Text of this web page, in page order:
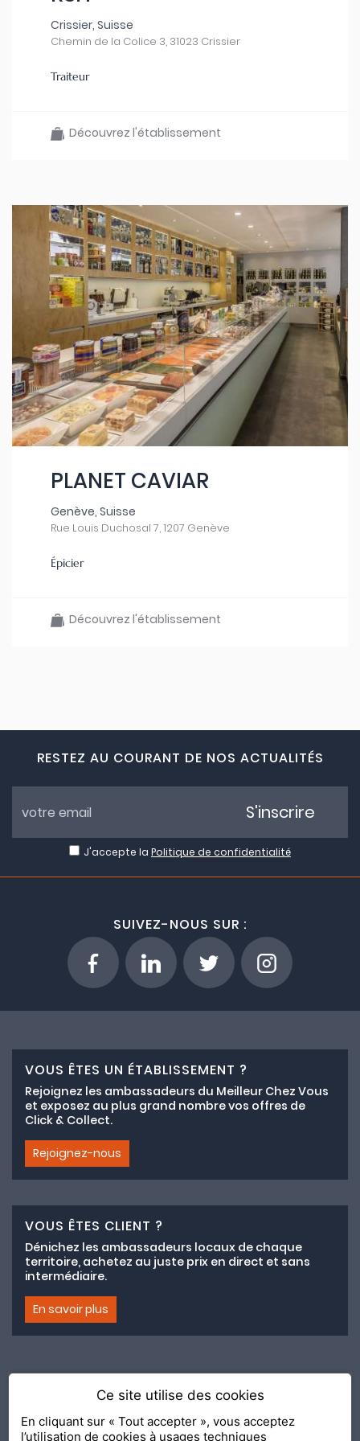
Crissier, Suisse
Chemin de la Colice 3, 31023 Crissier
Traiteur
Découvrez l'établissement
PLANET CAVIAR
Genève, Suisse
Rue Louis Duchosal 7, 1207 Genève
Épicier
Découvrez l'établissement
RESTEZ AU COURANT DE NOS ACTUALITÉS
J'accepte la Politique de confidentialité
S'inscrire
SUIVEZ-NOUS SUR :
VOUS ÊTES UN ÉTABLISSEMENT ?
Rejoignez les ambassadeurs du Meilleur Chez Vous
et exposez au plus grand nombre vos offres de
Click & Collect.
Rejoignez-nous
VOUS ÊTES CLIENT ?
Dénichez les ambassadeurs locaux de chaque
territoire, achetez au juste prix en direct et sans
intermédiaire.
En savoir plus
Adhésion au collectif lemeilleurchezvous.com
Nous contacter Nos Ambassadeurs Présentation
Ce site utilise des cookies
En cliquant sur « Tout accepter », vous acceptez
l’utilisation de cookies à usages techniques